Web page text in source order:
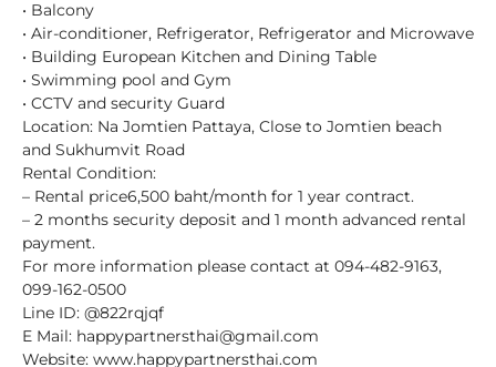
• Balcony
• Air-conditioner, Refrigerator, Refrigerator and Microwave
• Building European Kitchen and Dining Table
• Swimming pool and Gym
• CCTV and security Guard
Location: Na Jomtien Pattaya, Close to Jomtien beach
and Sukhumvit Road
Rental Condition:
– Rental price6,500 baht/month for 1 year contract.
– 2 months security deposit and 1 month advanced rental
payment.
For more information please contact at 094-482-9163,
099-162-0500
Line ID: @822rqjqf
E Mail: happypartnersthai@gmail.com
Website: www.happypartnersthai.com